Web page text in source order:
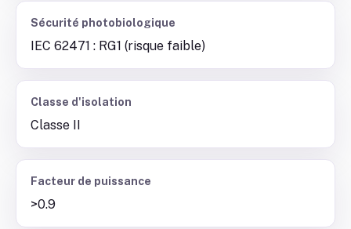
Sécurité photobiologique
IEC 62471 : RG1 (risque faible)
Classe d'isolation
Classe II
Facteur de puissance
>0.9